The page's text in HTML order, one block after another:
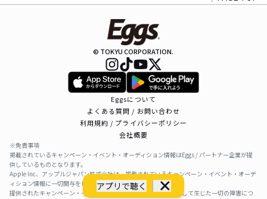
アプリで聴く
© TOKYU CORPORATION.
Eggsについて
よくある質問 / お問い合わせ
利用規約 / プライバシーポリシー
会社概要
※免責事項
掲載されているキャンペーン・イベント・オーディション情報はEggs / パートナー企業が提
供しているものとなります。
Apple Inc、アップルジャパン株式会社は、掲載されているキャンペーン・イベント・オーデ
ィション情報に一切関与をしておりません。
提供されたキャンペーン・イベント・オーディション情報を利用して生じた一切の障害につ